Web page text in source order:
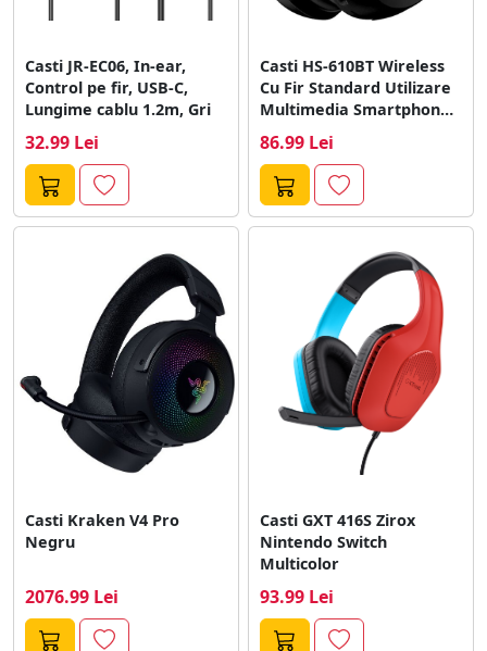
Casti JR-EC06, In-ear,
Control pe fir, USB-C,
Lungime cablu 1.2m, Gri
32.99 Lei
Casti HS-610BT Wireless
Cu Fir Standard Utilizare
Multimedia Smartphone
86.99 Lei
Casti Kraken V4 Pro
Negru
2076.99 Lei
Casti GXT 416S Zirox
Nintendo Switch
Multicolor
93.99 Lei